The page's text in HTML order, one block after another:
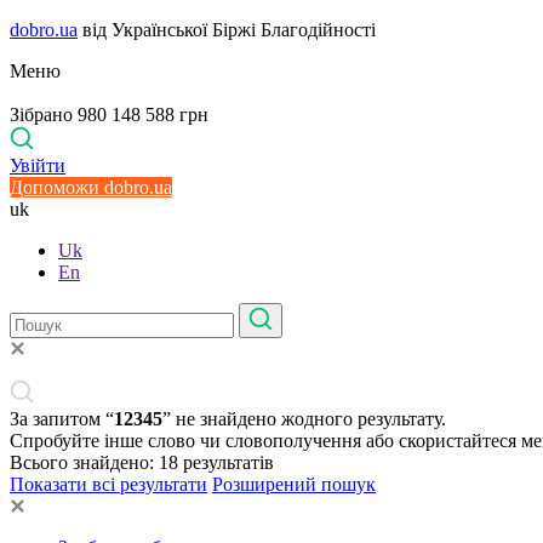
dobro.ua від Української Біржі Благодійності
Меню
Зібрано 980 148 588 грн
Увійти
Допоможи dobro.ua
uk
Uk
En
За запитом “12345” не знайдено жодного результату.
Спробуйте інше слово чи словополучення або скористайтеся
Всього знайдено: 18 результатів
Показати всі результати Розширений пошук